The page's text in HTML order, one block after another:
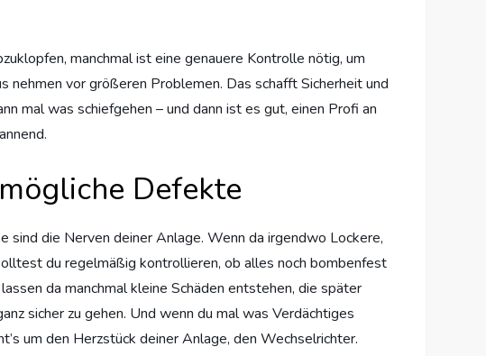
manchmal ist eine genauere Kontrolle nötig, um
vor größeren Problemen. Das schafft Sicherheit und
mal was schiefgehen – und dann ist es gut, einen Profi an
Defekte
sind die Nerven deiner Anlage. Wenn da irgendwo Lockere,
du regelmäßig kontrollieren, ob alles noch bombenfest
da manchmal kleine Schäden entstehen, die später
sicher zu gehen. Und wenn du mal was Verdächtiges
um den Herzstück deiner Anlage, den Wechselrichter.